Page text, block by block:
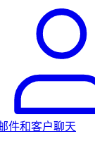
件和客户聊天